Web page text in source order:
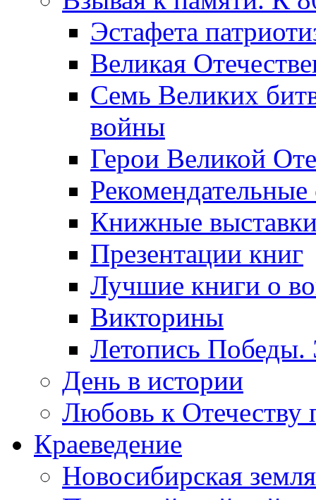
Эcтафета
Великая
Семь Великих
войны
Герои Великой
Рекомендательные
Книжные
Презентации книг
Лучшие книги о
Викторины
Летопись Победы.
День в истории
Любовь к Отечеству
Краеведение
Новосибирская земля